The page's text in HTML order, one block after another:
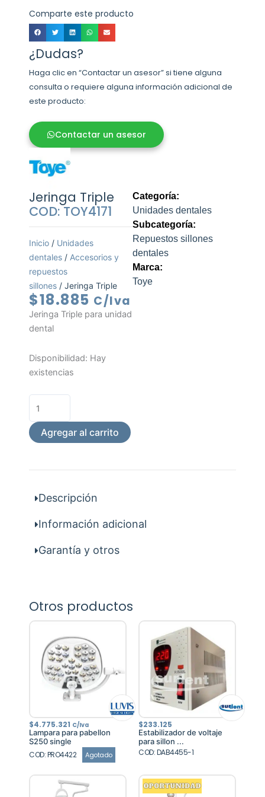
Comparte este producto
¿Dudas?
Haga clic en “Contactar un asesor” si tiene alguna
consulta o requiere alguna información adicional de
este producto:
Contactar un asesor
Jeringa Triple
COD: TOY4171
Inicio / Unidades
dentales / Accesorios y
repuestos
sillones / Jeringa Triple
$18.885 C/Iva
Jeringa Triple para unidad
dental
Disponibilidad: Hay
existencias
Jeringa
Triple
Agregar al carrito
Categoría:
Unidades dentales
Subcategoría:
Repuestos sillones
dentales
Marca:
Toye
Descripción
Información adicional
Garantía y otros
Otros productos
$4.775.321 C/Iva
Lampara para pabellon
S250 single
COD: PRO4422 Agotado
$233.125
Estabilizador de voltaje
para sillon ...
COD: DAB4455-1